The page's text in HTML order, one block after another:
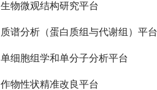
生物微观结构研究平台
质谱分析（蛋白质组与代谢组）平台
单细胞组学和单分子分析平台
作物性状精准改良平台